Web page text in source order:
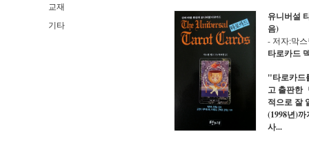
교재
기타
유니버설
음)
- 저자:막
타로카드
"타로카드
고 출판한
적으로 잘
(1998년)
사...